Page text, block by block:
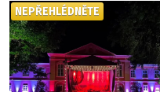
NEPŘEHLÉDNĚTE